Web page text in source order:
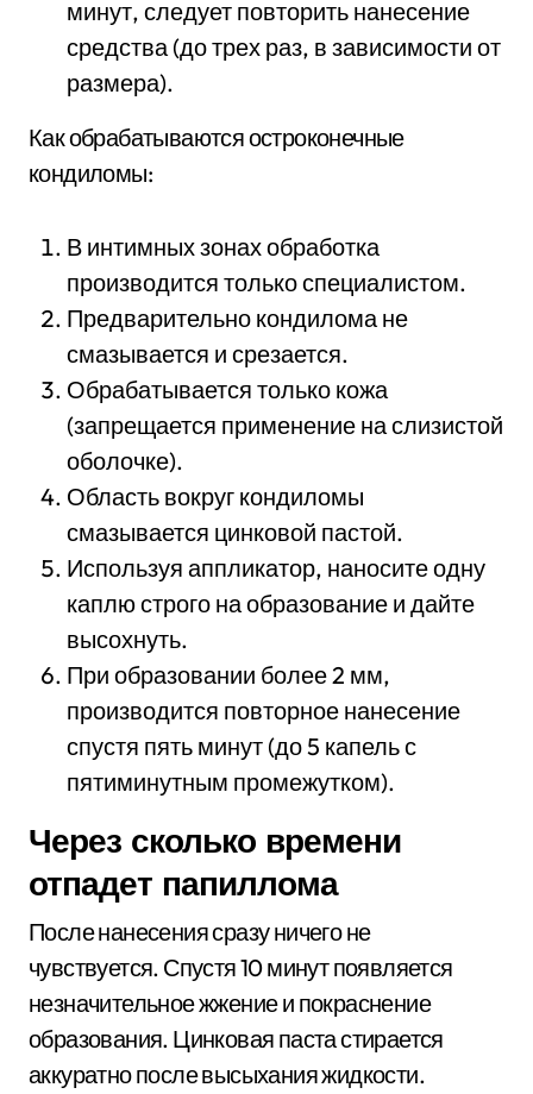
минут, следует повторить нанесение
средства (до трех раз, в зависимости от
размера).
Как обрабатываются остроконечные
кондиломы:
В интимных зонах обработка
производится только специалистом.
Предварительно кондилома не
смазывается и срезается.
Обрабатывается только кожа
(запрещается применение на слизистой
оболочке).
Область вокруг кондиломы
смазывается цинковой пастой.
Используя аппликатор, наносите одну
каплю строго на образование и дайте
высохнуть.
При образовании более 2 мм,
производится повторное нанесение
спустя пять минут (до 5 капель с
пятиминутным промежутком).
Через сколько времени
отпадет папиллома
После нанесения сразу ничего не
чувствуется. Спустя 10 минут появляется
незначительное жжение и покраснение
образования. Цинковая паста стирается
аккуратно после высыхания жидкости.